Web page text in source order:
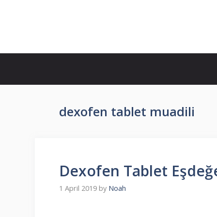
dexofen tablet muadili
Dexofen Tablet
1 April 2019 by Noah